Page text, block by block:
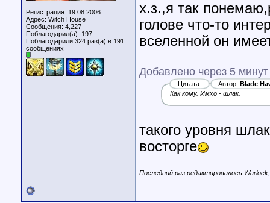
Регистрация: 19.08.2006
Адрес: Witch House
Сообщения: 4,227
Поблагодарил(а): 197
Поблагодарили 324 раз(а) в 191
сообщениях
х.з.,я так
голове что-то
вселенной он
Добавлено через 5 минут
Цитата: Автор: Blade
Как кому. Имхо - шлак.
такого уровня
восторге
Последний раз редактировалось